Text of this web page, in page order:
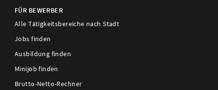
FÜR BEWERBER
Alle Tätigkeitsbereiche nach Stadt
Jobs finden
Ausbildung finden
Minijob finden
Brutto-Netto-Rechner